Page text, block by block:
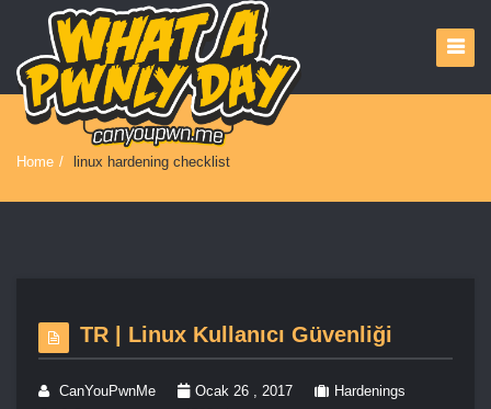
Home / linux hardening checklist
TR | Linux Kullanıcı Güvenliği
CanYouPwnMe Ocak 26 , 2017
Hardenings